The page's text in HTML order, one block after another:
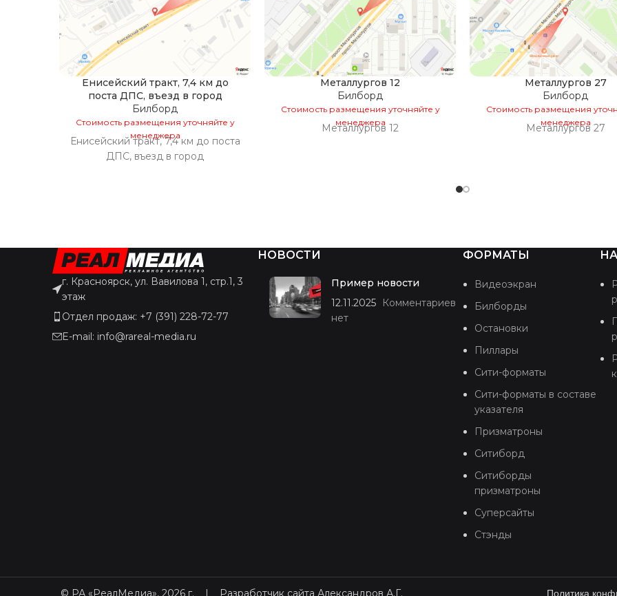
Енисейский тракт, 7,4 км до
поста ДПС, въезд в город
Билборд
Стоимость размещения уточняйте у
менеджера
Енисейский тракт, 7,4 км до поста
ДПС, въезд в город
Металлургов 12
Билборд
Стоимость размещения уточняйте у
менеджера
Металлургов 12
Металлургов 27
Билборд
Стоимость размещения
менеджера
Металлургов 27
г. Красноярск, ул. Вавилова 1, стр.1, 3
этаж
Отдел продаж: +7 (391) 228-72-77
E-mail: info@rareal-media.ru
НОВОСТИ
Пример новости
12.11.2025
Комментариев
нет
ФОРМАТЫ
Видеоэкран
Билборды
Остановки
Пиллары
Сити-форматы
Сити-форматы в составе
указателя
Призматроны
Ситиборд
Ситиборды
призматроны
Суперсайты
Стэнды
© РА «РеалМедиа», 2026 г. | Разработчик сайта Александров А.Г. Политика